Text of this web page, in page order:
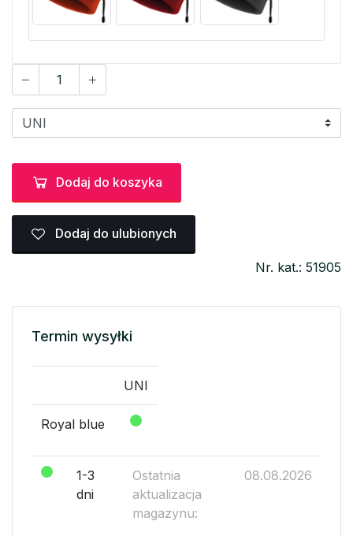
Dodaj do koszyka
Dodaj do ulubionych
Nr. kat.: 51905
Termin wysyłki
UNI
Royal blue
1-3
dni
Ostatnia
aktualizacja
magazynu:
08.08.2026